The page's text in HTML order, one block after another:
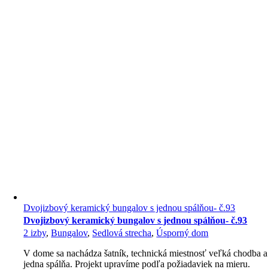
Dvojizbový keramický bungalov s jednou spálňou- č.93
Dvojizbový keramický bungalov s jednou spálňou- č.93
2 izby,Bungalov, Sedlová strecha,Úsporný dom
V dome sa nachádza šatník, technická miestnosť veľká chodba a
jedna spálňa. Projekt upravíme podľa požiadaviek na mieru.